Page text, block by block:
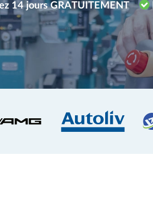
14 jours GRATUITEMENT